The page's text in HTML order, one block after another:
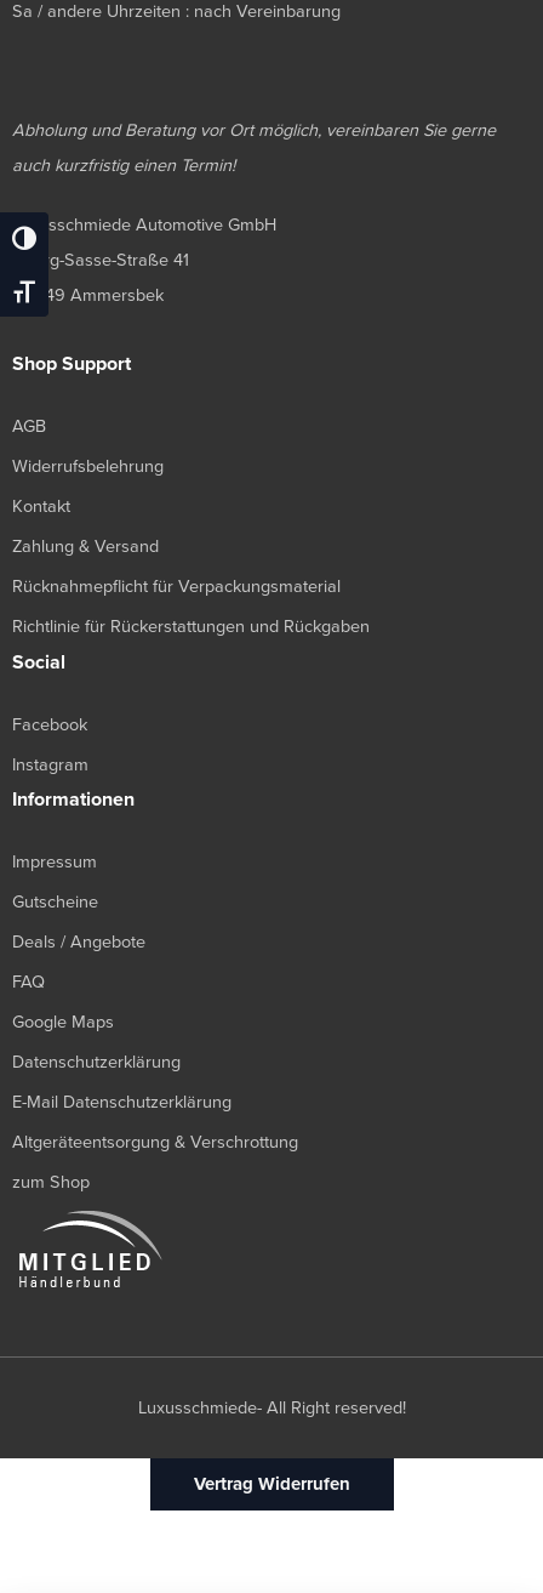
Umschalten Auf Hohe Kontraste
Schrift Vergrößern
Sa / andere Uhrzeiten : nach Vereinbarung
Abholung und Beratung vor Ort möglich, vereinbaren Sie gerne
auch kurzfristig einen Termin!
Luxusschmiede Automotive GmbH
Georg-Sasse-Straße 41
22949 Ammersbek
Shop Support
AGB
Widerrufsbelehrung
Kontakt
Zahlung & Versand
Rücknahmepflicht für Verpackungsmaterial
Richtlinie für Rückerstattungen und Rückgaben
Social
Facebook
Instagram
Informationen
Impressum
Gutscheine
Deals / Angebote
FAQ
Google Maps
Datenschutzerklärung
E-Mail Datenschutzerklärung
Altgeräteentsorgung & Verschrottung
zum Shop
Luxusschmiede- All Right reserved!
Vertrag Widerrufen